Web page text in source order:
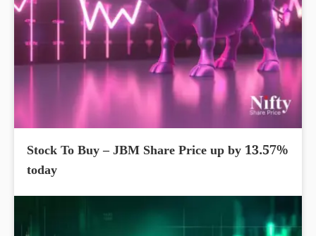
Stock To Buy – JBM Share Price up by 13.57%
today